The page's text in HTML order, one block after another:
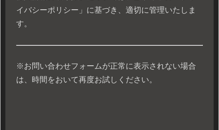
イバシーポリシー」に基づき、適切に管理いたしま
す。
※お問い合わせフォームが正常に表示されない場合
は、時間をおいて再度お試しください。